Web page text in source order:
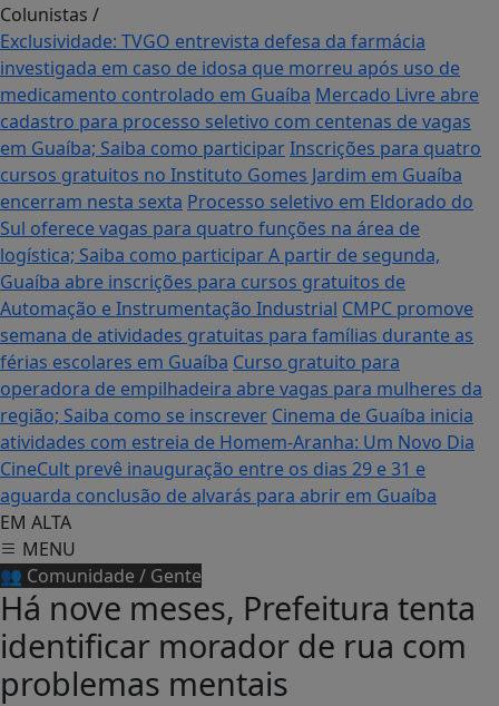
Colunistas /
Exclusividade: TVGO entrevista defesa da farmácia
investigada em caso de idosa que morreu após uso de
medicamento controlado em Guaíba Mercado Livre abre
cadastro para processo seletivo com centenas de vagas
em Guaíba; Saiba como participarInscrições para quatro
cursos gratuitos no Instituto Gomes Jardim em Guaíba
encerram nesta sexta Processo seletivo em Eldorado do
Sul oferece vagas para quatro funções na área de
logística; Saiba como participarA partir de segunda,
Guaíba abre inscrições para cursos gratuitos de
Automação e Instrumentação Industrial CMPC promove
semana de atividades gratuitas para famílias durante as
férias escolares em Guaíba Curso gratuito para
operadora de empilhadeira abre vagas para mulheres da
região; Saiba como se inscrever Cinema de Guaíba inicia
atividades com estreia de Homem-Aranha: Um Novo Dia
CineCult prevê inauguração entre os dias 29 e 31 e
aguarda conclusão de alvarás para abrir em Guaíba
EM ALTA
MENU
👥 Comunidade / Gente
Há nove meses, Prefeitura tenta
identificar morador de rua com
problemas mentais